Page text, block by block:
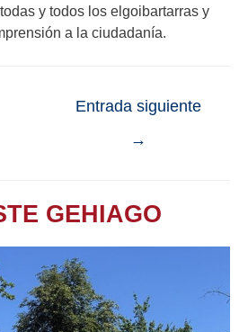
y todos los elgoibartarras y
a la ciudadanía.
Entrada siguiente
→
GEHIAGO